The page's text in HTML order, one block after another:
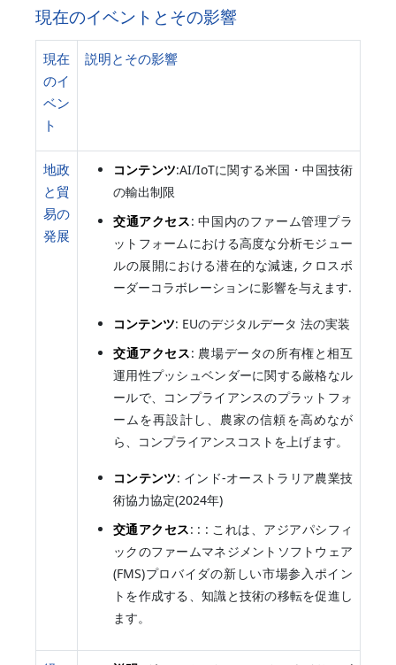
現在のイベントとその影響
現在
のイ
ベン
ト
説明とその影響
地政
と貿
易の
発展
コンテンツ:AI/IoTに関する米国・中国技術
の輸出制限
交通アクセス: 中国内のファーム管理プラ
ットフォームにおける高度な分析モジュー
ルの展開における潜在的な減速, クロスボ
ーダーコラボレーションに影響を与えます.
コンテンツ: EUのデジタルデータ 法の実装
交通アクセス: 農場データの所有権と相互
運用性プッシュベンダーに関する厳格なル
ールで、コンプライアンスのプラットフォ
ームを再設計し、農家の信頼を高めなが
ら、コンプライアンスコストを上げます。
コンテンツ: インド-オーストラリア農業技
術協力協定(2024年)
交通アクセス: : : これは、アジアパシフィ
ックのファームマネジメントソフトウェア
(FMS)プロバイダの新しい市場参入ポイン
トを作成する、知識と技術の移転を促進し
ます。